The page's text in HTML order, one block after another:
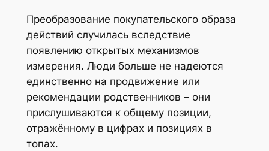
Преобразование покупательского образа
действий случилась вследствие
появлению открытых механизмов
измерения. Люди больше не надеются
единственно на продвижение или
рекомендации родственников – они
прислушиваются к общему позиции,
отражённому в цифрах и позициях в
топах.